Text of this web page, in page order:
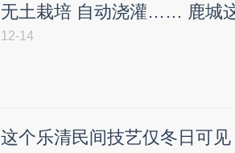
无土栽培 自动浇灌…… 鹿城
12-14
这个乐清民间技艺仅冬日可